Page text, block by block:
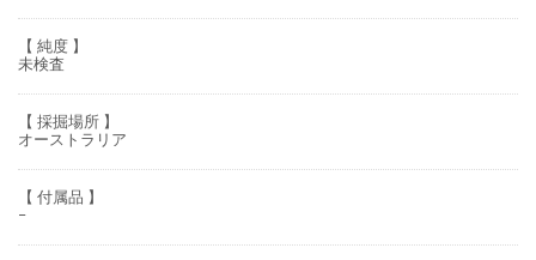
【 純度 】
未検査
【 採掘場所 】
オーストラリア
【 付属品 】
–